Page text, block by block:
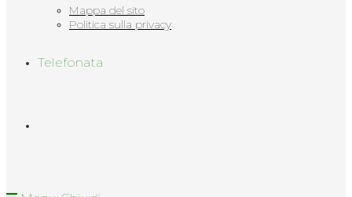
Mappa del sito
Politica sulla privacy
Telefonata